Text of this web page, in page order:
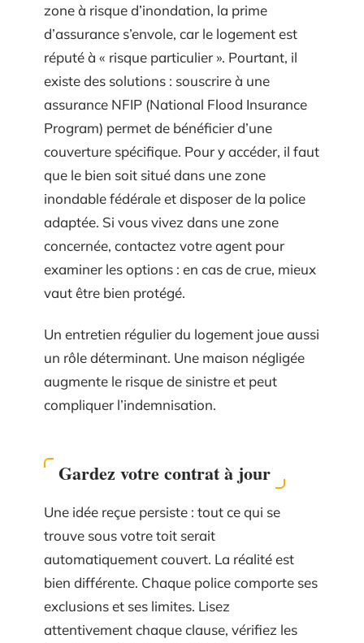
zone à risque d’inondation, la prime
d’assurance s’envole, car le logement est
réputé à « risque particulier ». Pourtant, il
existe des solutions : souscrire à une
assurance NFIP (National Flood Insurance
Program) permet de bénéficier d’une
couverture spécifique. Pour y accéder, il faut
que le bien soit situé dans une zone
inondable fédérale et disposer de la police
adaptée. Si vous vivez dans une zone
concernée, contactez votre agent pour
examiner les options : en cas de crue, mieux
vaut être bien protégé.
Un entretien régulier du logement joue aussi
un rôle déterminant. Une maison négligée
augmente le risque de sinistre et peut
compliquer l’indemnisation.
Gardez votre contrat à jour
Une idée reçue persiste : tout ce qui se
trouve sous votre toit serait
automatiquement couvert. La réalité est
bien différente. Chaque police comporte ses
exclusions et ses limites. Lisez
attentivement chaque clause, vérifiez les